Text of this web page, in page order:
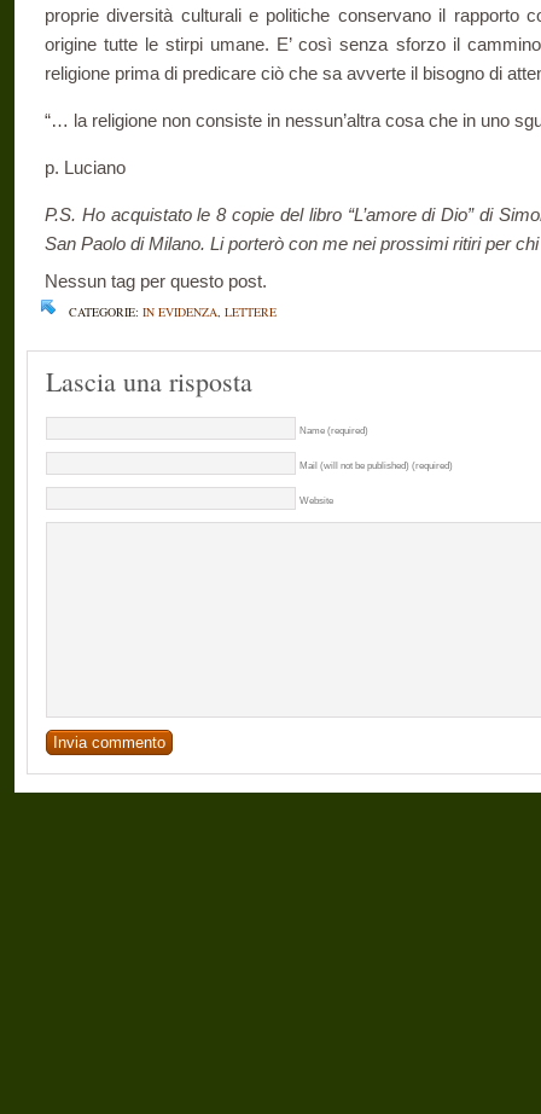
proprie diversità culturali e politiche conservano il rapporto
origine tutte le stirpi umane. E’ così senza sforzo il
religione prima di predicare ciò che sa avverte il bisogno di
“… la religione non consiste in nessun’altra cosa che in uno
p. Luciano
P.S. Ho acquistato le 8 copie del libro “L’amore di Dio” di
San Paolo di Milano. Li porterò con me nei prossimi ritiri per
Nessun tag per questo post.
CATEGORIE: IN EVIDENZA, LETTERE
Lascia una risposta
Name (required)
Mail (will not be published) (required)
Website